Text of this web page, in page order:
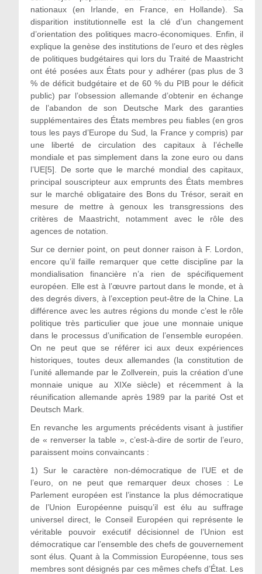
nationaux (en Irlande, en France, en Hollande). Sa
disparition institutionnelle est la clé d’un changement
d’orientation des politiques macro-économiques. Enfin, il
explique la genèse des institutions de l’euro et des règles
de politiques budgétaires qui lors du Traité de Maastricht
ont été posées aux États pour y adhérer (pas plus de 3
% de déficit budgétaire et de 60 % du PIB pour le déficit
public) par l’obsession allemande d’obtenir en échange
de l’abandon de son Deutsche Mark des garanties
supplémentaires des États membres peu fiables (en gros
tous les pays d’Europe du Sud, la France y compris) par
une liberté de circulation des capitaux à l’échelle
mondiale et pas simplement dans la zone euro ou dans
l’UE[5] . De sorte que le marché mondial des capitaux,
principal souscripteur aux emprunts des États membres
sur le marché obligataire des Bons du Trésor, serait en
mesure de mettre à genoux les transgressions des
critères de Maastricht, notamment avec le rôle des
agences de notation.
Sur ce dernier point, on peut donner raison à F. Lordon,
encore qu’il faille remarquer que cette discipline par la
mondialisation financière n’a rien de spécifiquement
européen. Elle est à l’œuvre partout dans le monde, et à
des degrés divers, à l’exception peut-être de la Chine. La
différence avec les autres régions du monde c’est le rôle
politique très particulier que joue une monnaie unique
dans le processus d’unification de l’ensemble européen.
On ne peut que se référer ici aux deux expériences
historiques, toutes deux allemandes (la constitution de
l’unité allemande par le Zollverein, puis la création d’une
monnaie unique au XIXe siècle) et récemment à la
réunification allemande après 1989 par la parité Ost et
Deutsch Mark.
En revanche les arguments précédents visant à justifier
de « renverser la table », c’est-à-dire de sortir de l’euro,
paraissent moins convaincants :
1) Sur le caractère non-démocratique de l’UE et de
l’euro, on ne peut que remarquer deux choses : Le
Parlement européen est l’instance la plus démocratique
de l’Union Européenne puisqu’il est élu au suffrage
universel direct, le Conseil Européen qui représente le
véritable pouvoir exécutif décisionnel de l’Union est
démocratique car l’ensemble des chefs de gouvernement
sont élus. Quant à la Commission Européenne, tous ses
membres sont désignés par ces mêmes chefs d’État. Les